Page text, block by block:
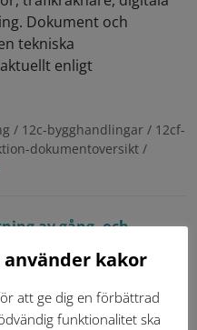
Dokument och
tekniska
enligt
/ 12c-bygghandlingar / 12cf-
dokumentoversikt /
av gång- och
kakor
att ge dig en förbättrad
funktionalitet ska